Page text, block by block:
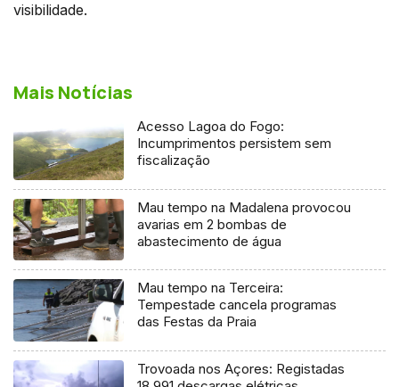
visibilidade.
Mais Notícias
Acesso Lagoa do Fogo:
Incumprimentos persistem sem
fiscalização
Mau tempo na Madalena provocou
avarias em 2 bombas de
abastecimento de água
Mau tempo na Terceira:
Tempestade cancela programas
das Festas da Praia
Trovoada nos Açores: Registadas